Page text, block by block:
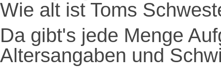
Wie alt ist Toms
Da gibt's jede Menge
Altersangaben und